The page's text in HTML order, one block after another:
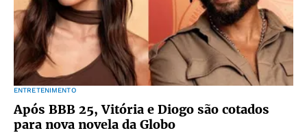
ENTRETENIMENTO
Após BBB 25, Vitória e Diogo são cotados
para nova novela da Globo